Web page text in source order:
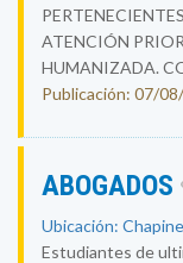
ATENCIÓN
HUMANIZADA.
Publicación: 07/
ABOGADOS
Ubicación:
Estudiantes de